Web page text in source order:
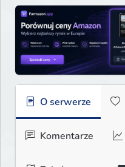
O serwerze
Komentarze